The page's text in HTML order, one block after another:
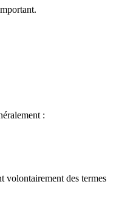
:
volontairement des termes